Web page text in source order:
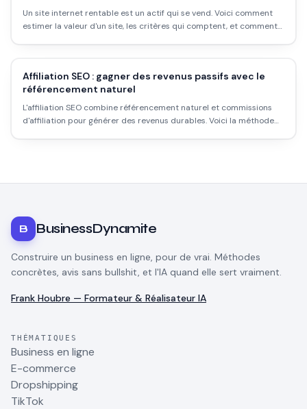
Un site internet rentable est un actif qui se vend. Voici comment
estimer la valeur d'un site, les critères qui comptent, et comment
Affiliation SEO : gagner des revenus passifs avec le
référencement naturel
L'affiliation SEO combine référencement naturel et commissions
d'affiliation pour générer des revenus durables. Voici la méthode
B BusinessDynamite
Construire un business en ligne, pour de vrai. Méthodes
concrètes, avis sans bullshit, et l'IA quand elle sert vraiment.
Frank Houbre — Formateur & Réalisateur IA
THÉMATIQUES
Business en ligne
E-commerce
Dropshipping
TikTok